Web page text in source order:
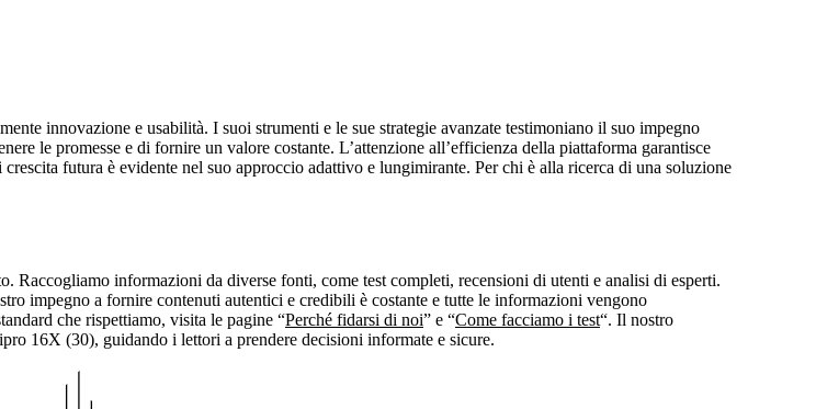
innovazione e usabilità. I suoi strumenti e le sue strategie avanzate testimoniano il suo impegno
le promesse e di fornire un valore costante. L’attenzione all’efficienza della piattaforma garantisce
futura è evidente nel suo approccio adattivo e lungimirante. Per chi è alla ricerca di una soluzione
informazioni da diverse fonti, come test completi, recensioni di utenti e analisi di esperti.
impegno a fornire contenuti autentici e credibili è costante e tutte le informazioni vengono
che rispettiamo, visita le pagine “Perché fidarsi di noi” e “Come facciamo i test“. Il nostro
16X (30), guidando i lettori a prendere decisioni informate e sicure.